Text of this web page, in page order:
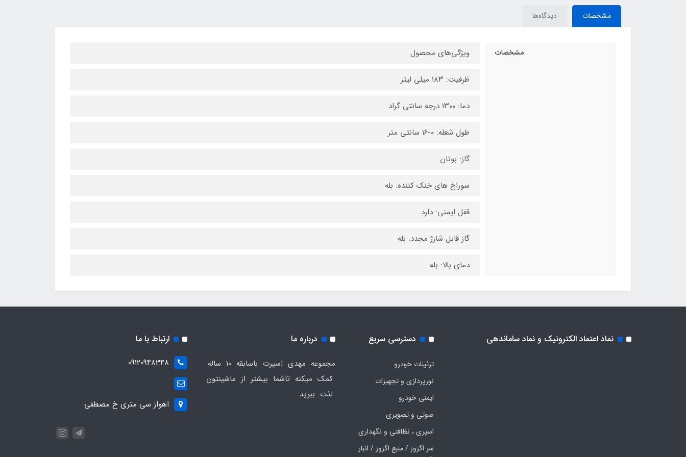
مشخصات دیدگاه‌ها
مشخصات ویژگی‌های محصول
ظرفیت: ۱۸۳ میلی لیتر
دما: ۱۳۰۰ درجه سانتی گراد
طول شعله: ۰-۱۶ سانتی متر
گاز: بوتان
سوراخ های خنک کننده: بله
قفل ایمنی: دارد
گاز قابل شارژ مجدد: بله
دمای بالا: بله
نماد اعتماد الکترونیک و نماد ساماندهی دسترسی سریع
تزئینات خودرو
نورپردازی و تجهیزات
ایمنی خودرو
صوتی و تصویری
اسپری ، نظافتی و نگهداری
سر اگزوز / منبع اگزوز / انبار
درباره ما
مجموعه مهدی اسپرت باسابقه 10 ساله
کمک میکنه تاشما بیشتر از ماشینتون
لذت ببرید
ارتباط با ما
09120948348
اهواز سی متری خ مصطفی